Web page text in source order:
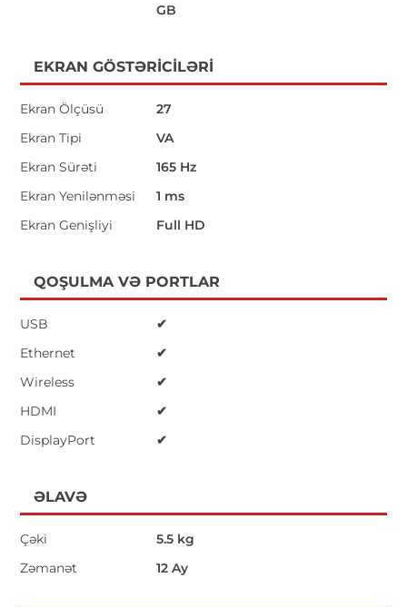
GB
EKRAN GÖSTƏRICILƏRI
Ekran Ölçüsü
27
Ekran Tipi
VA
Ekran Sürəti
165 Hz
Ekran Yenilənməsi
1 ms
Ekran Genişliyi
Full HD
QOŞULMA VƏ PORTLAR
USB
✔
Ethernet
✔
Wireless
✔
HDMI
✔
DisplayPort
✔
ƏLAVƏ
Çəki
5.5 kg
Zəmanət
12 Ay